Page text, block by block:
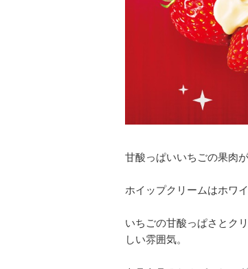
甘酸っぱいいちごの果肉
ホイップクリームはホワ
いちごの甘酸っぱさとク
しい雰囲気。